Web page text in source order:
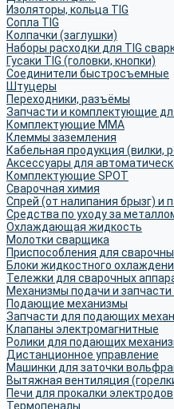
Изоляторы, кольца TIG
Сопла TIG
Колпачки (заглушки)
Наборы расходки для TIG
Гусаки TIG (головки, кнопки)
Соединители быстросъемные
Штуцеры
Переходники, разъёмы
Запчасти и комплектующие
Комплектующие ММА
Клеммы заземления
Кабельная продукция (вилки,
Аксессуары для
Комплектующие SPOT
Сварочная химия
Спрей (от налипания брызг) и
Средства по уходу за
Охлаждающая жидкость
Молотки сварщика
Приспособления для
Блоки жидкостного
Тележки для сварочных
Механизмы подачи и запчасти
Подающие механизмы
Запчасти для подающих
Клапаны электромагнитные
Ролики для подающих
Дистанционное управление
Машинки для заточки
Вытяжная вентиляция
Печи для прокалки электродов
Термопеналы